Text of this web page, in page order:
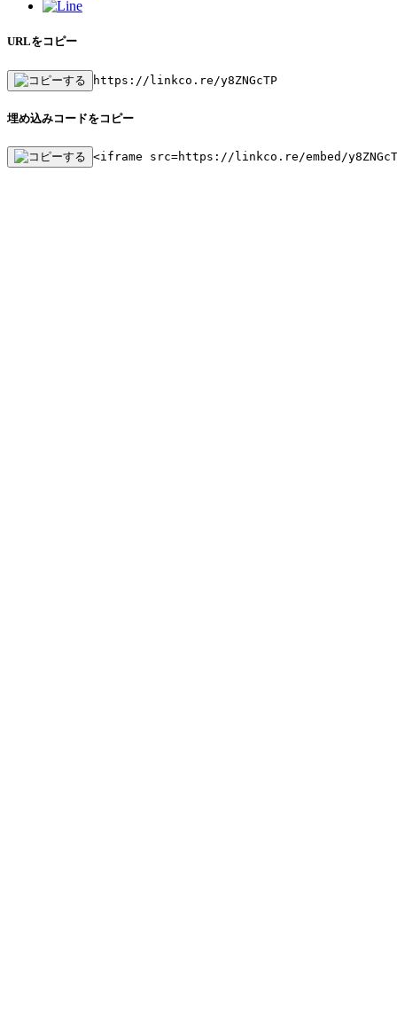
URLをコピー
https://linkco.re/y8ZNGcTP
埋め込みコードをコピー
<iframe src=https://linkco.re/embed/